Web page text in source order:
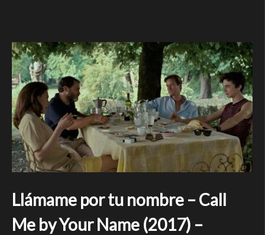
Llámame por tu nombre – Call
Me by Your Name (2017) –